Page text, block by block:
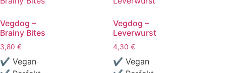
Vegdog –
Brainy Bites
3,80 €
✔ Vegan
Vegdog –
Leverwurst
4,30 €
✔ Vegan